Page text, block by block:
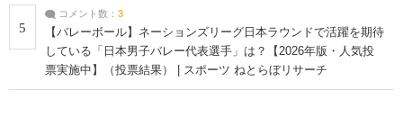
5
コメント数： 3
【バレーボール】ネーションズリーグ日本ラウンドで活躍を期待
している「日本男子バレー代表選手」は？【2026年版・人気投
票実施中】（投票結果） | スポーツ ねとらぼリサーチ